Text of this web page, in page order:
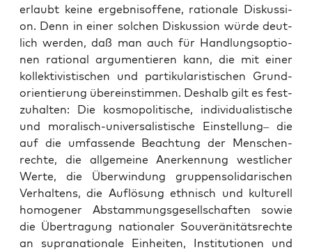
erlaubt kei­ne ergeb­nis­of­fe­ne, ratio­na­le Dis­kus­si­
on. Denn in einer sol­chen Dis­kus­si­on wür­de deut­
lich wer­den, daß man auch für Hand­lungs­op­tio­
nen ratio­nal argu­men­tie­ren kann, die mit einer
kol­lek­ti­vis­ti­schen und par­ti­ku­la­ris­ti­schen Grund­
ori­en­tie­rung über­ein­stim­men. Des­halb gilt es fest­
zu­hal­ten: Die kos­mo­po­li­ti­sche, indi­vi­dua­lis­ti­sche
und mora­lisch-uni­ver­sa­lis­ti­sche Ein­stel­lung– die
auf die umfas­sen­de Beach­tung der Men­schen­
rech­te, die all­ge­mei­ne Aner­ken­nung west­li­cher
Wer­te, die Über­win­dung grup­pen­so­li­da­ri­schen
Ver­hal­tens, die Auf­lö­sung eth­nisch und kul­tu­rell
homo­ge­ner Abstam­mungs­ge­sell­schaf­ten sowie
die Über­tra­gung natio­na­ler Sou­ve­rä­ni­täts­rech­te
an supra­na­tio­na­le Ein­hei­ten, Insti­tu­tio­nen und